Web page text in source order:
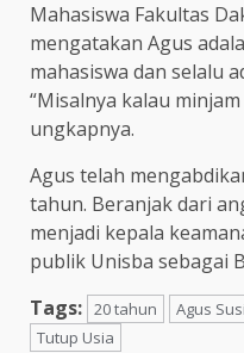
Mahasiswa Fakultas
mengatakan Agus
mahasiswa dan selalu
“Misalnya kalau
ungkapnya.
Agus telah
tahun. Beranjak dari
menjadi kepala
publik Unisba sebagai
Tags: 20 tahun Agus
Tutup Usia